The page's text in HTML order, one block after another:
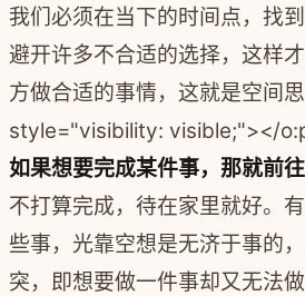
我们必须在当下的时间点，找
避开许多不合适的选择，这样
方做合适的事情，这就是空间思
style="visibility: visible;"></
如果想要完成某件事，那就前
不打算完成，待在家里就好。
些事，光靠空想是无济于事的
突，即想要做一件事却又无法做